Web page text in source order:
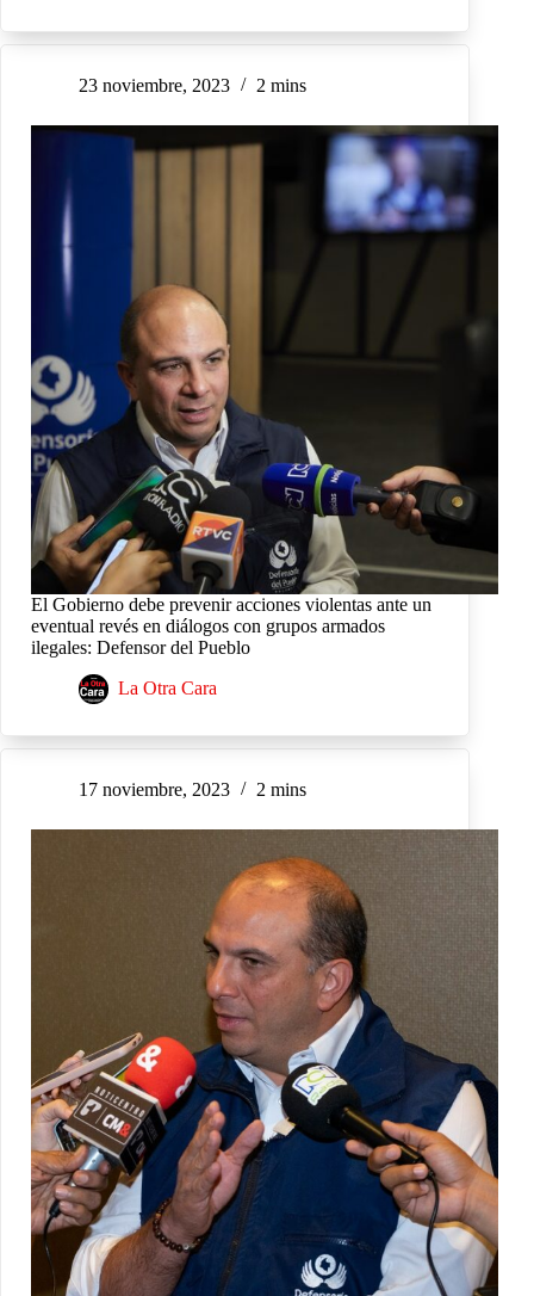
23 noviembre, 2023 2 mins
El Gobierno debe prevenir acciones violentas ante un
eventual revés en diálogos con grupos armados
ilegales: Defensor del Pueblo
La Otra Cara
17 noviembre, 2023 2 mins